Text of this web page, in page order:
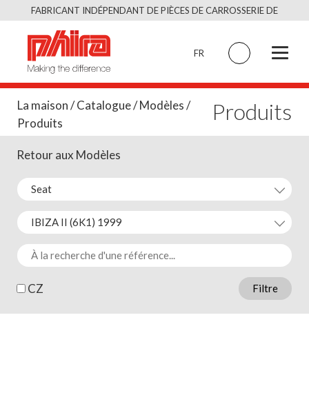
Skip
FABRICANT INDÉPENDANT DE PIÈCES DE CARROSSERIE DE
FR
La maison/Catalogue/Modèles/
Produits
Produits
Retour aux Modèles
CZ Filtre